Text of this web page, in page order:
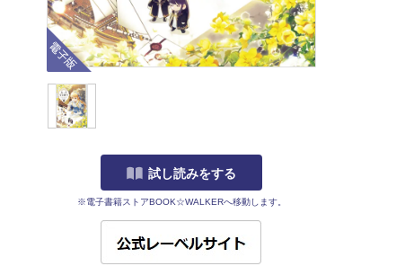
電子版
試し読みをする
※電子書籍ストアBOOK☆WALKERへ移動します。